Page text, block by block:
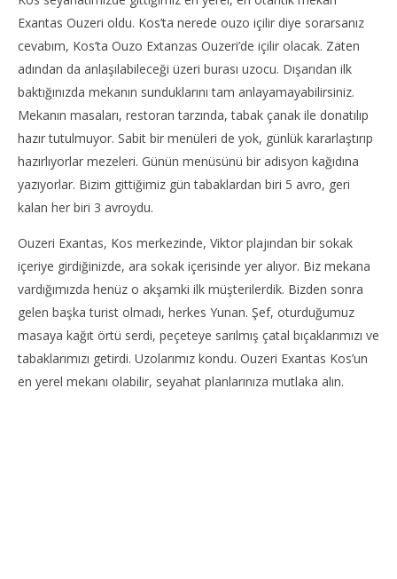
NOW VIEWING
Kos’te Ouzo Nerede İçilir – Ouzeri Exantas
1
Nisan
2024
Exantas Ouzeri oldu. Kos’ta nerede ouzo içilir diye sorarsanız
cevabım, Kos’ta Ouzo Extanzas Ouzeri’de içilir olacak. Zaten
adından da anlaşılabileceği üzeri burası uzocu. Dışarıdan ilk
baktığınızda mekanın sunduklarını tam anlayamayabilirsiniz.
Mekanın masaları, restoran tarzında, tabak çanak ile donatılıp
hazır tutulmuyor. Sabit bir menüleri de yok, günlük kararlaştırıp
hazırlıyorlar mezeleri. Günün menüsünü bir adisyon kağıdına
yazıyorlar. Bizim gittiğimiz gün tabaklardan biri 5 avro, geri
kalan her biri 3 avroydu.
Ouzeri Exantas, Kos merkezinde, Viktor plajından bir sokak
içeriye girdiğinizde, ara sokak içerisinde yer alıyor. Biz mekana
vardığımızda henüz o akşamki ilk müşterilerdik. Bizden sonra
gelen başka turist olmadı, herkes Yunan. Şef, oturduğumuz
masaya kağıt örtü serdi, peçeteye sarılmış çatal bıçaklarımızı ve
tabaklarımızı getirdi. Uzolarımız kondu. Ouzeri Exantas Kos’un
en yerel mekanı olabilir, seyahat planlarınıza mutlaka alın.